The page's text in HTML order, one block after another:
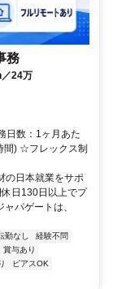
務
24万
日数：1ヶ月あた
間) ☆フレックス制
の日本就業をサポ
日130日以上でプ
パゲートは、
勤なし
経験不問
賞与あり
ピアスOK